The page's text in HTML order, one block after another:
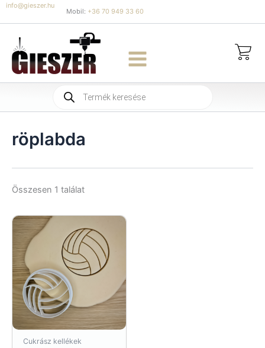
Skip
to
content
info@gieszer.hu
Mobil: +36 70 949 33 60
Products
search
röplabda
Összesen 1 találat
Cukrász kellékek